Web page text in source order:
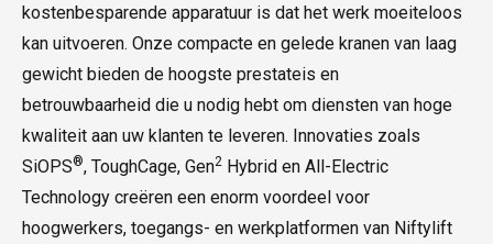
kostenbesparende apparatuur is dat het werk moeiteloos
kan uitvoeren. Onze compacte en gelede kranen van laag
gewicht bieden de hoogste prestateis en
betrouwbaarheid die u nodig hebt om diensten van hoge
kwaliteit aan uw klanten te leveren. Innovaties zoals
SiOPS®, ToughCage, Gen2 Hybrid en All-Electric
Technology creëren een enorm voordeel voor
hoogwerkers, toegangs- en werkplatformen van Niftylift